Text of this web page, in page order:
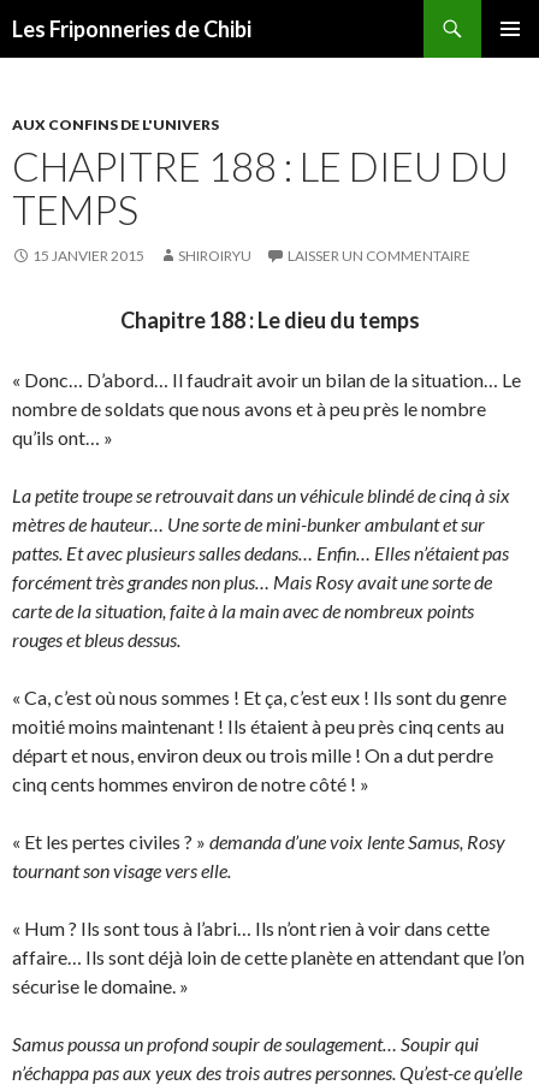
Les Friponneries de Chibi
AUX CONFINS DE L'UNIVERS
CHAPITRE 188 : LE DIEU DU
TEMPS
15 JANVIER 2015 SHIROIRYU LAISSER UN COMMENTAIRE
Chapitre 188 : Le dieu du temps
« Donc… D’abord… Il faudrait avoir un bilan de la situation… Le
nombre de soldats que nous avons et à peu près le nombre
qu’ils ont… »
La petite troupe se retrouvait dans un véhicule blindé de cinq à six
mètres de hauteur… Une sorte de mini-bunker ambulant et sur
pattes. Et avec plusieurs salles dedans… Enfin… Elles n’étaient pas
forcément très grandes non plus… Mais Rosy avait une sorte de
carte de la situation, faite à la main avec de nombreux points
rouges et bleus dessus.
« Ca, c’est où nous sommes ! Et ça, c’est eux ! Ils sont du genre
moitié moins maintenant ! Ils étaient à peu près cinq cents au
départ et nous, environ deux ou trois mille ! On a dut perdre
cinq cents hommes environ de notre côté ! »
« Et les pertes civiles ? » demanda d’une voix lente Samus, Rosy
tournant son visage vers elle.
« Hum ? Ils sont tous à l’abri… Ils n’ont rien à voir dans cette
affaire… Ils sont déjà loin de cette planète en attendant que l’on
sécurise le domaine. »
Samus poussa un profond soupir de soulagement… Soupir qui
n’échappa pas aux yeux des trois autres personnes. Qu’est-ce qu’elle